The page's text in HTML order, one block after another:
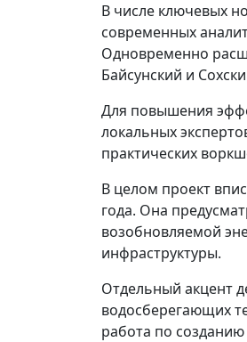
В числе ключевых
современных
Одновременно
Байсунский и
Для повышения
локальных
практических
В целом проект
года. Она
возобновляемой
инфраструктуры.
Отдельный акцент
водосберегающих
работа по